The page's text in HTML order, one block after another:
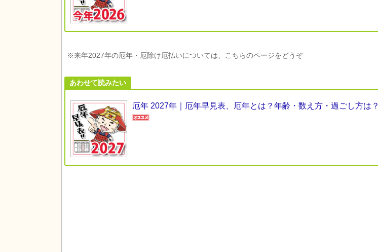
※来年2027年の厄年・厄除け厄払いについては、こちらのページをどうぞ
あわせて読みたい
厄年 2027年｜厄年早見表、厄年とは？年齢・数え方・過ごし方は？